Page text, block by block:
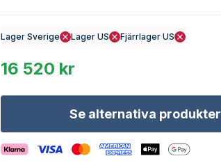
Lager Sverige Lager US Fjärrlager US
16 520 kr
Se alternativa produkter